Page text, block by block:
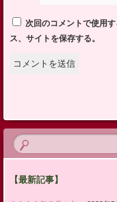
次回のコメントで使用
ス、サイトを保存する。
【最新記事】